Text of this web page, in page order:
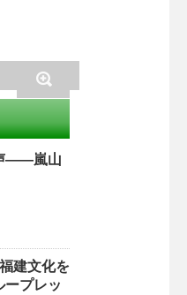
——嵐山
建文化を
ープレッ